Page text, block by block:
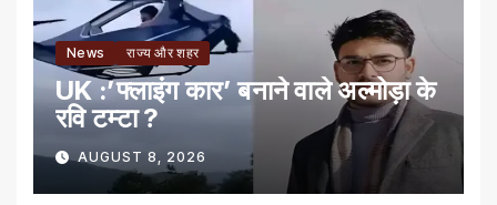
News राज्य और शहर
UK :’फ्लाइंग कार’ बनाने वाले अल्मोड़ा के
रवि टम्टा ?
AUGUST 8, 2026